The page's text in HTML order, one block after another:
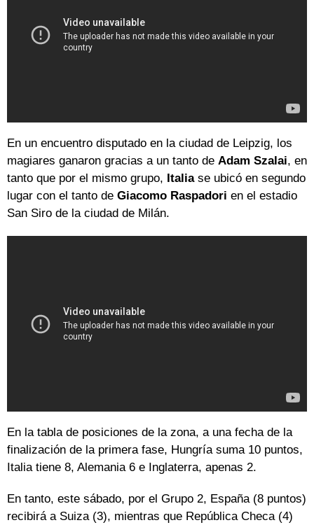
En un encuentro disputado en la ciudad de Leipzig, los
magiares ganaron gracias a un tanto de Adam Szalai, en
tanto que por el mismo grupo, Italiase ubicó en segundo
lugar con el tanto de Giacomo Raspadori en el estadio
San Siro de la ciudad de Milán.
En la tabla de posiciones de la zona, a una fecha de la
finalización de la primera fase, Hungría suma 10 puntos,
Italia tiene 8, Alemania 6 e Inglaterra, apenas 2.
En tanto, este sábado, por el Grupo 2, España (8 puntos)
recibirá a Suiza (3), mientras que República Checa (4)